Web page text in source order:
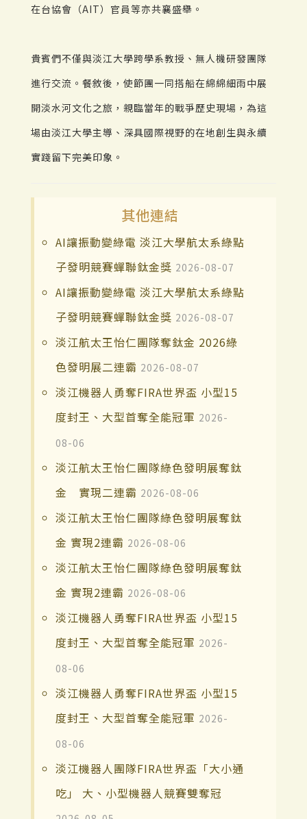
在台協會（AIT）官員等亦共襄盛舉。
貴賓們不僅與淡江大學跨學系教授、無人機研發團隊
進行交流。餐敘後，使節團一同搭船在綿綿細雨中展
開淡水河文化之旅，親臨當年的戰爭歷史現場，為這
場由淡江大學主導、深具國際視野的在地創生與永續
實踐留下完美印象。
其他連結
AI讓振動變綠電 淡江大學航太系綠點
子發明競賽蟬聯鈦金獎 2026-08-07
AI讓振動變綠電 淡江大學航太系綠點
子發明競賽蟬聯鈦金獎 2026-08-07
淡江航太王怡仁團隊奪鈦金 2026綠
色發明展二連霸 2026-08-07
淡江機器人勇奪FIRA世界盃 小型15
度封王、大型首奪全能冠軍 2026-
08-06
淡江航太王怡仁團隊綠色發明展奪鈦
金 實現二連霸 2026-08-06
淡江航太王怡仁團隊綠色發明展奪鈦
金 實現2連霸 2026-08-06
淡江航太王怡仁團隊綠色發明展奪鈦
金 實現2連霸 2026-08-06
淡江機器人勇奪FIRA世界盃 小型15
度封王、大型首奪全能冠軍 2026-
08-06
淡江機器人勇奪FIRA世界盃 小型15
度封王、大型首奪全能冠軍 2026-
08-06
淡江機器人團隊FIRA世界盃「大小通
吃」 大、小型機器人競賽雙奪冠